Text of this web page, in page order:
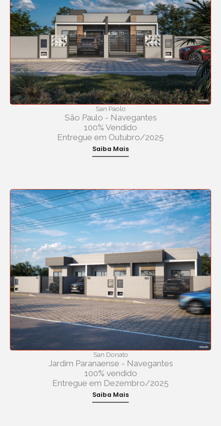
San Paolo
São Paulo - Navegantes
100% Vendido
Entregue em Outubro/2025
Saiba Mais
San Donato
Jardim Paranaense - Navegantes
100% vendido
Entregue em Dezembro/2025
Saiba Mais